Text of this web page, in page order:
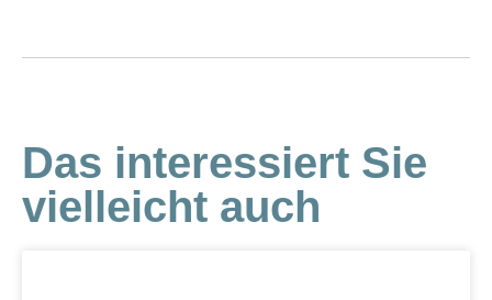
Das interessiert Sie
vielleicht auch